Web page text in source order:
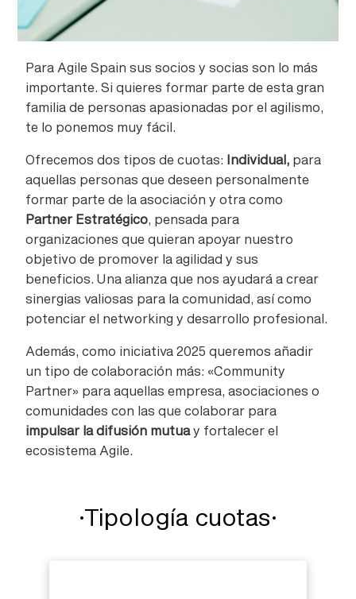
Para Agile Spain sus socios y socias son lo más
importante. Si quieres formar parte de esta gran
familia de personas apasionadas por el agilismo,
te lo ponemos muy fácil.
Ofrecemos dos tipos de cuotas: Individual, para
aquellas personas que deseen personalmente
formar parte de la asociación y otra como
Partner Estratégico, pensada para
organizaciones que quieran apoyar nuestro
objetivo de promover la agilidad y sus
beneficios. Una alianza que nos ayudará a crear
sinergias valiosas para la comunidad, así como
potenciar el networking y desarrollo profesional.
Además, como iniciativa 2025 queremos añadir
un tipo de colaboración más: «Community
Partner» para aquellas empresa, asociaciones o
comunidades con las que colaborar para
impulsar la difusión mutuay fortalecer el
ecosistema Agile.
·Tipología cuotas·